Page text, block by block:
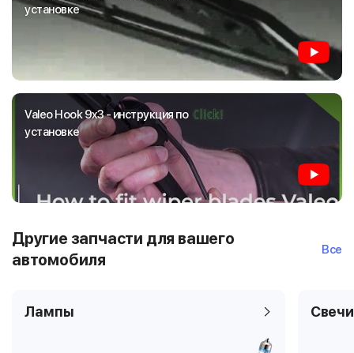
установке
Valeo Hook 9x3 - инструкция по
установке
Другие запчасти для вашего
автомобиля
Все
Лампы